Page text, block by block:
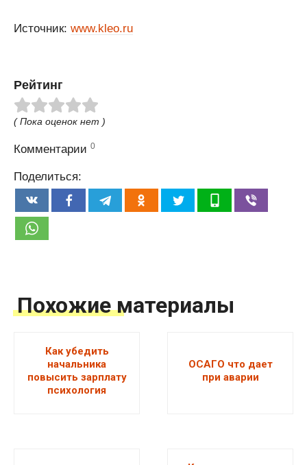
Источник: www.kleo.ru
Рейтинг
( Пока оценок нет )
Комментарии 0
Поделиться:
Похожие материалы
Как убедить
начальника
повысить зарплату
психология
ОСАГО что дает
при аварии